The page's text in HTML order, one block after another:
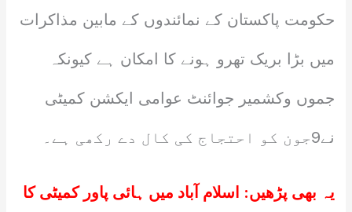
حکومت پاکستان کے نمائندوں کے مابین مذاکرات
میں بڑا بریک تھرو ہونے کا امکان ہے کیونکہ
جموں وکشمیر جوائنٹ عوامی ایکشن کمیٹی
نے9جون کو احتجاج کی کال دے رکھی ہے۔
یہ بھی پڑھیں: اسلام آباد میں ہائی پاور کمیٹی کا